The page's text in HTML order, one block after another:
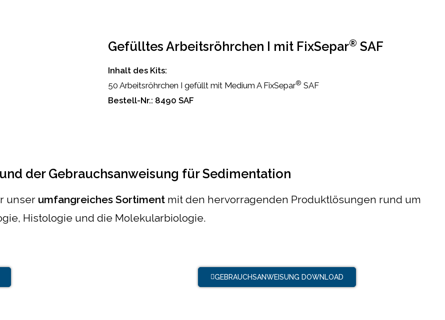
Gefülltes Arbeitsröhrchen I mit FixSepar® SAF
Inhalt des Kits:
50 Arbeitsröhrchen I gefüllt mit Medium A FixSepar® SAF
Bestell-Nr.: 8490 SAF
der Gebrauchsanweisung für Sedimentation
unser umfangreiches Sortiment mit den hervorragenden Produktlösungen rund um
Histologie und die Molekularbiologie.
GEBRAUCHSANWEISUNG DOWNLOAD